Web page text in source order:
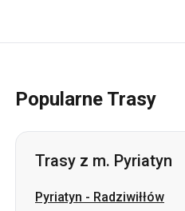
Pyriatyn Radziwiłłów
Pyriatyn- Łozowa
Pyriatyn-Pawłohrad